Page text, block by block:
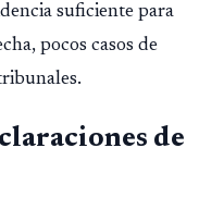
suficiente para
pocos casos de
de